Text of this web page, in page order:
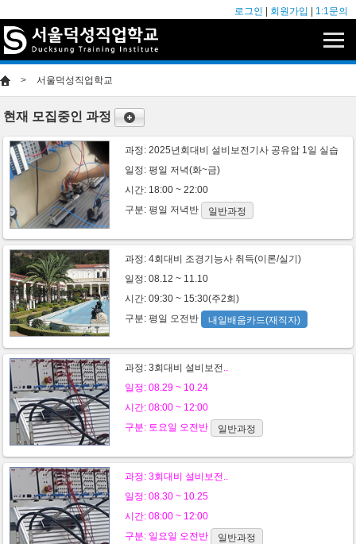
로그인 회원가입 1:1문의
> 서울덕성직업학교
현재 모집중인 과정
과정: 2025년회대비 설비보전기사 공유압 1일 실습
일정: 평일 저녁(화~금)
시간: 18:00 ~ 22:00
구분: 평일 저녁반 일반과정
과정: 4회대비 조경기능사 취득(이론/실기)
일정: 08.12 ~ 11.10
시간: 09:30 ~ 15:30(주2회)
구분: 평일 오전반 내일배움카드(재직자)
과정: 3회대비 설비보전 ..
일정: 08.29 ~ 10.24
시간: 08:00 ~ 12:00
구분: 토요일 오전반 일반과정
과정: 3회대비 설비보전..
일정: 08.30 ~ 10.25
시간: 08:00 ~ 12:00
구분: 일요일 오전반 일반과정